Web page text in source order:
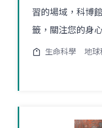
習的場域，科博
籤，關注您的身
生命科學 地球